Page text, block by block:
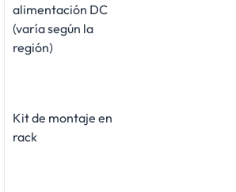
alimentación DC
(varía según la
región)
Kit de montaje en
rack